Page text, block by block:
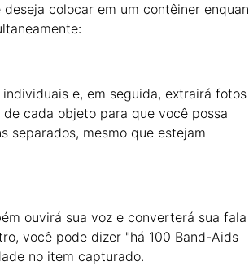
colocar em um contêiner
e, em seguida, extrairá fotos
cada objeto para que você possa
separados, mesmo que estejam
ouvirá sua voz e converterá sua
você pode dizer "há 100 Band-Aids
no item capturado.